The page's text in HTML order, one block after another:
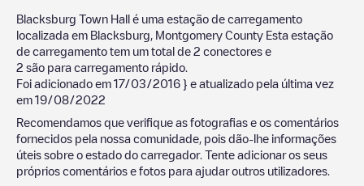
Blacksburg Town Hall é uma estação de carregamento
localizada em Blacksburg Montgomery County Esta estação
de carregamento tem um total de 2 conectores e
2 são para carregamento rápido.
Foi adicionado em 17/03/2016 } e atualizado pela última vez
em 19/08/2022
Recomendamos que verifique as fotografias e os comentários
fornecidos pela nossa comunidade, pois dão-lhe informações
úteis sobre o estado do carregador. Tente adicionar os seus
próprios comentários e fotos para ajudar outros utilizadores.